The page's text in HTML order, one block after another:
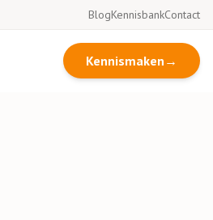
BlogKennisbankContact
Kennismaken →